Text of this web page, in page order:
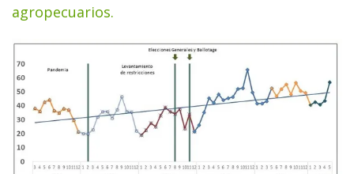
agropecuarios.